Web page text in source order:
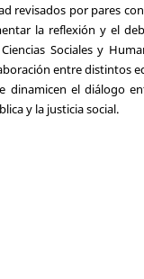
revisados por pares
la reflexión y el
Sociales y
entre distintos
dinamicen el diálogo
y la justicia social.